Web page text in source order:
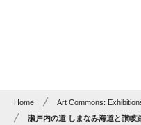
Home
Art Commons:
瀬戸内の道 しまなみ海道と讃岐